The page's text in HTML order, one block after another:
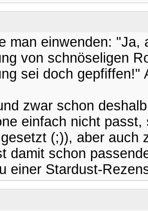
man einwenden:
von schnöseligen
sei doch gepfiffen!"
zwar schon
einfach nicht
(;)), aber auch
damit schon
einer Stardust-